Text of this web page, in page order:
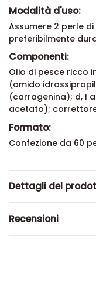
Modalità d'uso:
Assumere 2 perle
preferibilmente
Componenti:
Olio di pesce ricco
(amido
(carragenina); d, I
acetato);
Formato:
Confezione da 60
Dettagli del
Recensioni